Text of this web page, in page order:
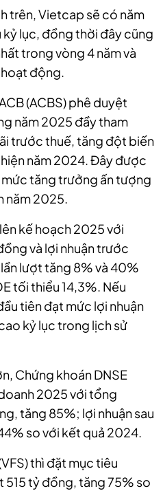
trên, Vietcap sẽ có năm
lục, đồng thời đây cũng
trong vòng 4 năm và
động.
(ACBS) phê duyệt
năm 2025 đầy tham
trước thuế, tăng đột biến
năm 2024. Đây được
tăng trưởng ấn tượng
năm 2025.
kế hoạch 2025 với
và lợi nhuận trước
lượt tăng 8% và 40%
tối thiểu 14,3%. Nếu
tiên đạt mức lợi nhuận
kỷ lục trong lịch sử
Chứng khoán DNSE
2025 với tổng
tăng 85%; lợi nhuận sau
so với kết quả 2024.
thì đặt mục tiêu
515 tỷ đồng, tăng 75% so